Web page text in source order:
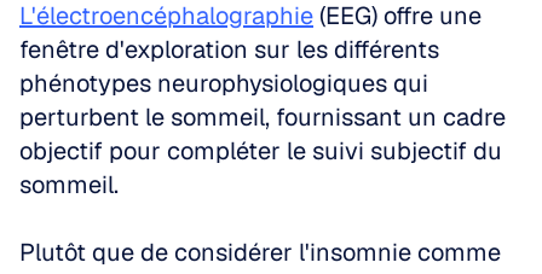
L'électroencéphalographie (EEG) offre une
fenêtre d'exploration sur les différents
phénotypes neurophysiologiques qui
perturbent le sommeil, fournissant un cadre
objectif pour compléter le suivi subjectif du
sommeil.
Plutôt que de considérer l'insomnie comme